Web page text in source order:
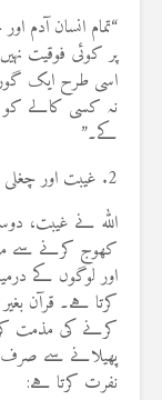
“تمام انسان
پر کوئی فوقیت
اسی طرح ایک
نہ کسی کالے کو
کے۔”
2. غیبت اور چغلی سے بچنا
اللہ نے غیبت،
کھوج کرنے سے
اور لوگوں کے
کرتا ہے۔ قرآن
کرنے کی مذمت
پھیلانے سے صرف
نفرت کرتا ہے: